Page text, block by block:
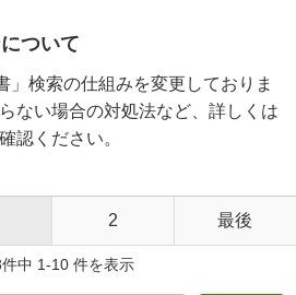
ついて
」検索の仕組みを変更しておりま
ない場合の対処法など、詳しくは
認ください。
2 最後
中 1-10 件を表示